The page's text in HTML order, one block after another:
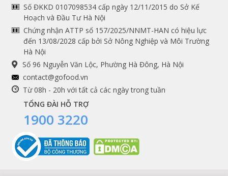
Chính sách và quy định
chung
Hướng dẫn đặt hàng
Cam kết chất lượng
Facebook
Instagram
Youtube
Tiktok
Shopee
DỊCH VỤ
Premium services
Số ĐKKD 0107098534 cấp ngày 12/11/2015 do Sở Kế
Hoạch và Đầu Tư Hà Nội
Chứng nhận ATTP số 157/2025/NNMT-HAN có hiệu lực
đến 13/08/2028 cấp bởi Sở Nông Nghiệp và Môi Trường
Hà Nội
Số 96 Nguyễn Văn Lộc, Phường Hà Đông, Hà Nội
contact@gofood.vn
Từ 08h - 20h với tất cả các ngày trong tuần
TỔNG ĐÀI HỖ TRỢ
1900 3220